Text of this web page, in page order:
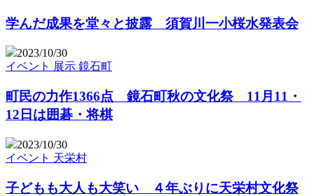
学んだ成果を堂々と披露 須賀川一小桜水発表会
2023/10/30
イベント 展示 鏡石町
町民の力作1366点 鏡石町秋の文化祭 11月11・
12日は囲碁・将棋
2023/10/30
イベント 天栄村
子どもも大人も大笑い ４年ぶりに天栄村文化祭